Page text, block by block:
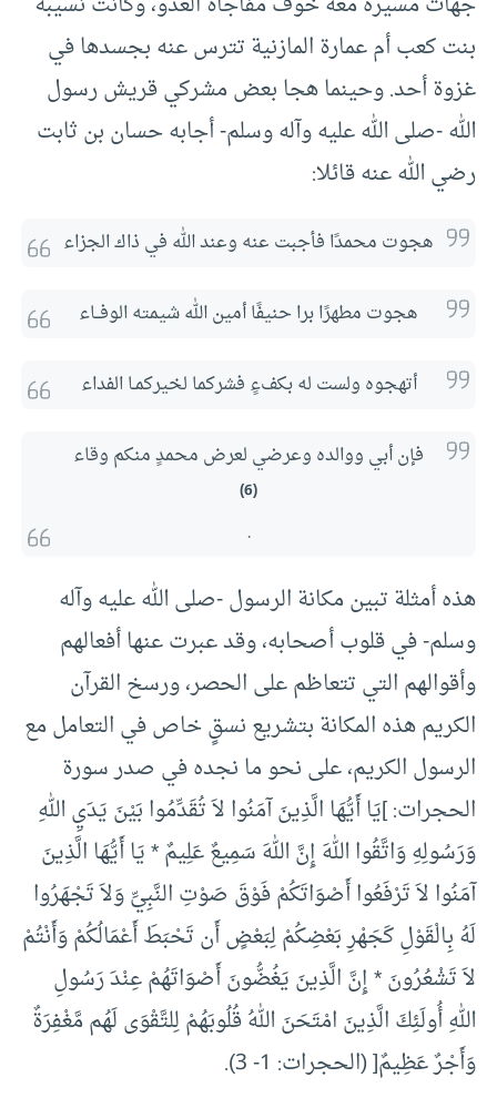
بنت كعب أم عمارة المازنية تترس عنه بجسدها في
غزوة أحد. وحينما هجا بعض مشركي قريش رسول
الله -صلى الله عليه وآله وسلم- أجابه حسان بن ثابت
رضي الله عنه قائلا:
هجوت محمدًا فأجبت عنه وعند الله في ذاك الجزاء
هجوت مطهرًا برا حنيفًا أمين الله شيمته الوفــاء
أتهجوه ولست له بكفءٍ فشركما لخيركمـا الفداء
فإن أبي ووالده وعرضي لعرض محمدٍ منكم وقاء
(6)
.
هذه أمثلة تبين مكانة الرسول -صلى الله عليه وآله
وسلم- في قلوب أصحابه، وقد عبرت عنها أفعالهم
وأقوالهم التي تتعاظم على الحصر، ورسخ القرآن
الكريم هذه المكانة بتشريع نسقٍ خاص في التعامل مع
الرسول الكريم، على نحو ما نجده في صدر سورة
الحجرات: ]يَا أَيُّهَا الَّذِينَ آمَنُوا لاَ تُقَدِّمُوا بَيْنَ يَدَيِ اللهِ
وَرَسُولِهِ وَاتَّقُوا اللهَ إِنَّ اللهَ سَمِيعٌ عَلِيمٌ * يَا أَيُّهَا الَّذِينَ
آمَنُوا لاَ تَرْفَعُوا أَصْوَاتَكُمْ فَوْقَ صَوْتِ النَّبِيِّ وَلاَ تَجْهَرُوا
لَهُ بِالْقَوْلِ كَجَهْرِ بَعْضِكُمْ لِبَعْضٍ أَن تَحْبَطَ أَعْمَالُكُمْ وَأَنْتُمْ
لاَ تَشْعُرُونَ * إِنَّ الَّذِينَ يَغُضُّونَ أَصْوَاتَهُمْ عِنْدَ رَسُولِ
اللهِ أُولَئِكَ الَّذِينَ امْتَحَنَ اللهُ قُلُوبَهُمْ لِلتَّقْوَى لَهُم مَّغْفِرَةٌ
وَأَجْرٌ عَظِيمٌ[ (الحجرات: 1- 3).